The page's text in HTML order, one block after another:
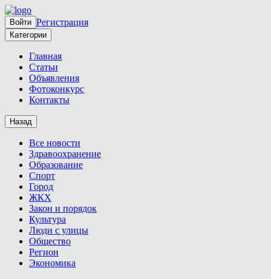
Войти Регистрация
Категории
Главная
Статьи
Объявления
Фотоконкурс
Контакты
Назад
Все новости
Здравоохранение
Образование
Спорт
Город
ЖКХ
Закон и порядок
Культура
Люди с улицы
Общество
Регион
Экономика